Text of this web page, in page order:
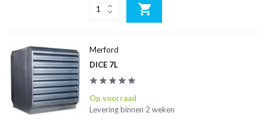
Merford
DICE 7L
Op voorraad
Levering binnen 2 weken